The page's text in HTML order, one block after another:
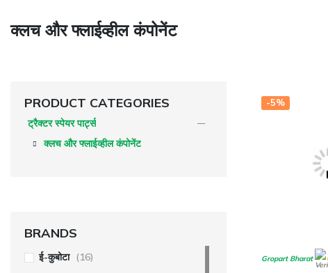
क्लच और फ्लाईव्हील कंपोनेंट
PRODUCT CATEGORIES
ट्रैक्टर स्पेयर पार्ट्स
क्लच और फ्लाईव्हील कंपोनेंट
BRANDS
ई-कुबोटा (16)
-5%
Gropart Bharat